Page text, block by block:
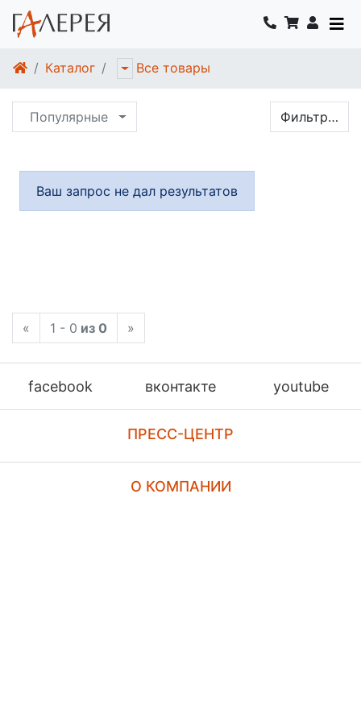
Каталог Все товары
Популярные Фильтр…
Ваш запрос не дал результатов
« 1 - 0 из 0 »
facebook вконтакте youtube
ПРЕСС-ЦЕНТР
О КОМПАНИИ